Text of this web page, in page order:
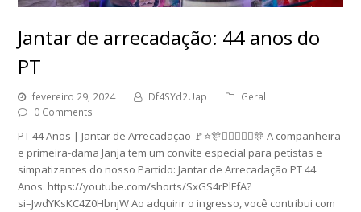
Jantar de arrecadação: 44 anos do
PT
fevereiro 29, 2024 Df4SYd2Uap
Geral
0 Comments
PT 44 Anos | Jantar de Arrecadação 🚩⭐🎊✊🏽🧔🏻‍♂🎊 A companheira
e primeira-dama Janja tem um convite especial para petistas e
simpatizantes do nosso Partido: Jantar de Arrecadação PT 44
Anos. https://youtube.com/shorts/SxGS4rPlFfA?
si=JwdYKsKC4Z0HbnjW Ao adquirir o ingresso, você contribui com